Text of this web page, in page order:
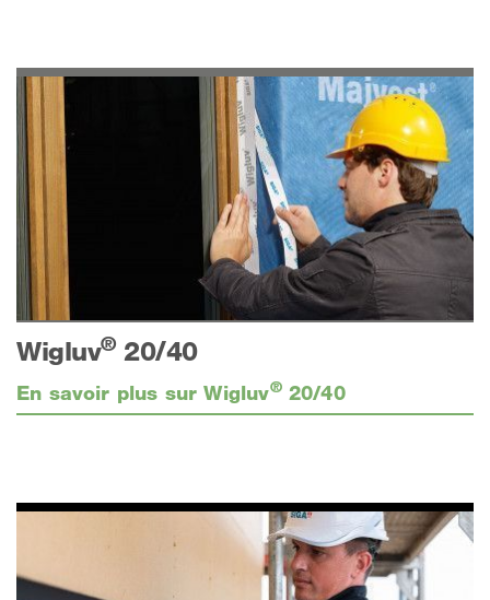
Wigluv®20/40
En savoir plus sur Wigluv®20/40